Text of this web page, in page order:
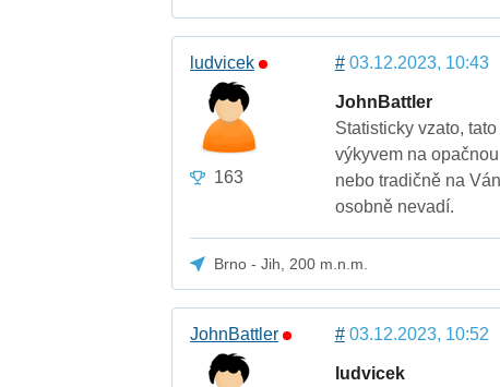
ludvicek
163
#03.12.2023, 10:43
JohnBattler
Statisticky vzato,
výkyvem na
nebo tradičně na
osobně nevadí.
Brno - Jih, 200 m.n.m.
JohnBattler #03.12.2023, 10:52
ludvicek